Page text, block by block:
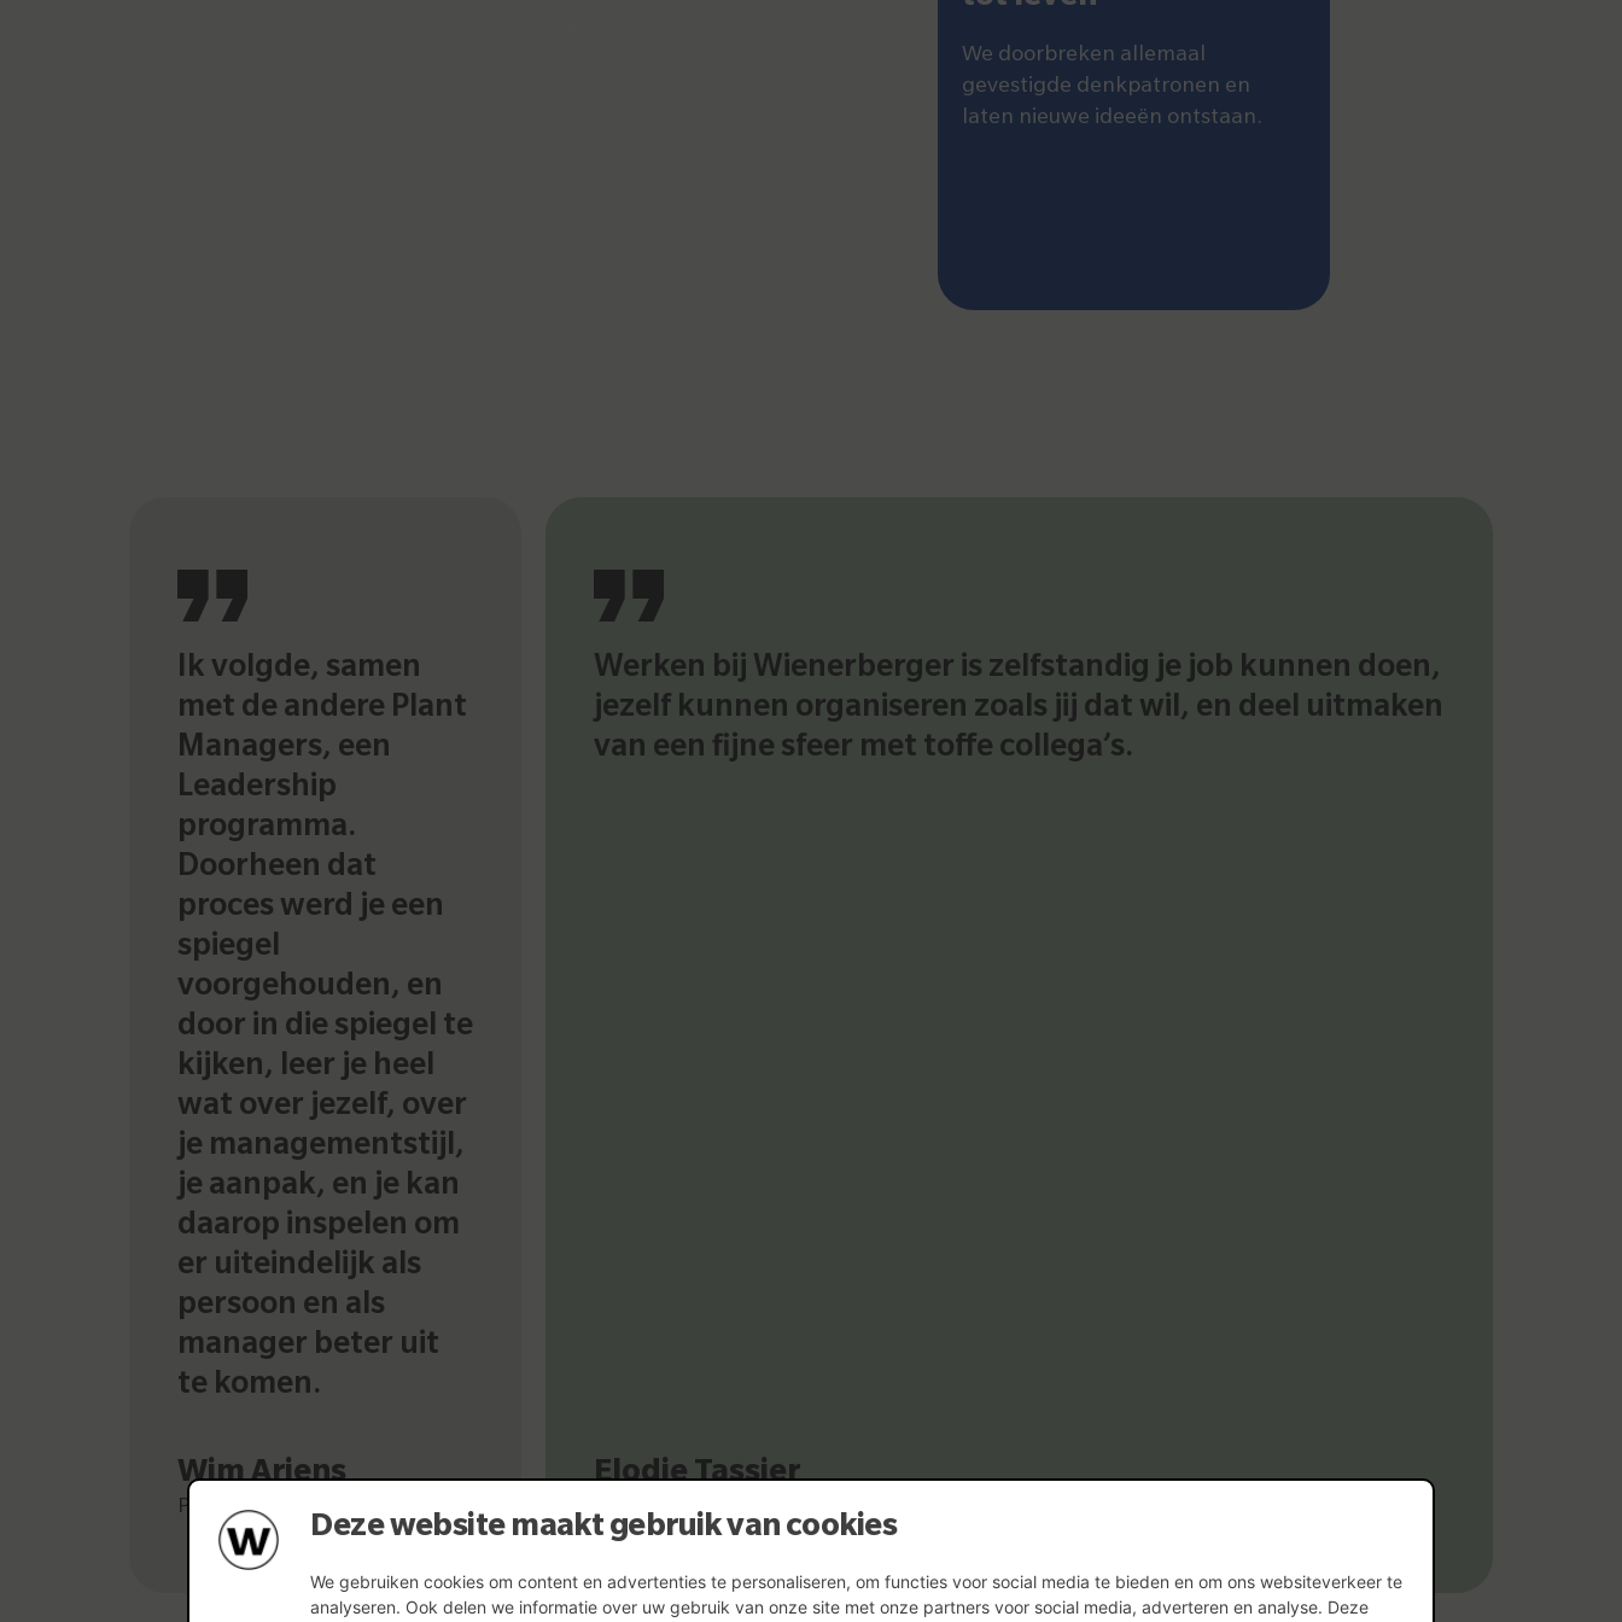
Deze website maakt gebruik van cookies
We gebruiken cookies om content en advertenties te personaliseren, om functies voor social media te bieden en om ons websiteverkeer te
analyseren. Ook delen we informatie over uw gebruik van onze site met onze partners voor social media, adverteren en analyse. Deze
We doorbreken allemaal
gevestigde denkpatronen en
laten nieuwe ideeën ontstaan.
Ik volgde, samen
met de andere Plant
Managers, een
Leadership
programma.
Doorheen dat
proces werd je een
spiegel
voorgehouden, en
door in die spiegel te
kijken, leer je heel
wat over jezelf, over
je managementstijl,
je aanpak, en je kan
daarop inspelen om
er uiteindelijk als
persoon en als
manager beter uit
te komen.
Wim Ariens
Plant Manager Beerse
Werken bij Wienerberger is zelfstandig je job kunnen doen,
jezelf kunnen organiseren zoals jij dat wil, en deel uitmaken
van een fijne sfeer met toffe collega’s.
Elodie Tassier
Directie assistente TDH